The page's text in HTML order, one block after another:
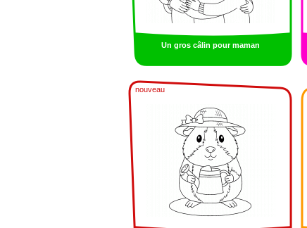
Un gros câlin pour maman
nouveau